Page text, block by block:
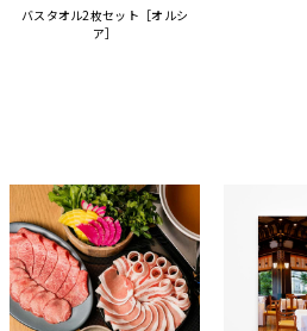
バスタオル2枚セット［オルシ
ア］